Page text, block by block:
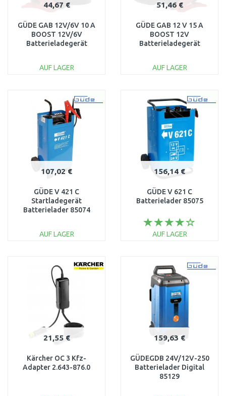
44,67 €
GÜDE GAB 12V/6V 10 A
BOOST 12V/6V
Batterieladegerät
AUF LAGER
Vergleichen
51,46 €
GÜDE GAB 12 V 15 A
BOOST 12V
Batterieladegerät
AUF LAGER
Vergleichen
107,02 €
GÜDE V 421 C
Startladegerät
Batterielader 85074
AUF LAGER
Vergleichen
156,14 €
GÜDE V 621 C
Batterielader 85075
AUF LAGER
Vergleichen
21,55 €
Kärcher OC 3 Kfz-
Adapter 2.643-876.0
159,63 €
GÜDEGDB 24V/12V-250
Batterielader Digital
85129